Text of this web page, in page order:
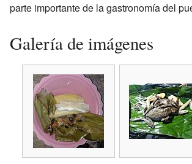
parte importante de la gastronomía del
Galería de imágenes